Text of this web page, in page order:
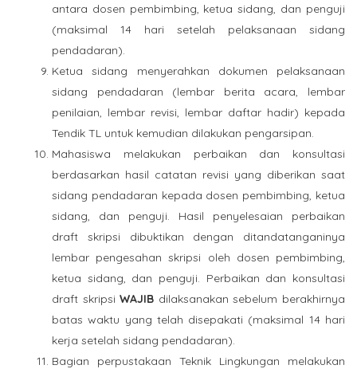
antara dosen pembimbing, ketua sidang, dan penguji
(maksimal 14 hari setelah pelaksanaan sidang
pendadaran).
Ketua sidang menyerahkan dokumen pelaksanaan
sidang pendadaran (lembar berita acara, lembar
penilaian, lembar revisi, lembar daftar hadir) kepada
Tendik TL untuk kemudian dilakukan pengarsipan.
Mahasiswa melakukan perbaikan dan konsultasi
berdasarkan hasil catatan revisi yang diberikan saat
sidang pendadaran kepada dosen pembimbing, ketua
sidang, dan penguji. Hasil penyelesaian perbaikan
draft skripsi dibuktikan dengan ditandatanganinya
lembar pengesahan skripsi oleh dosen pembimbing,
ketua sidang, dan penguji. Perbaikan dan konsultasi
draft skripsiWAJIB dilaksanakan sebelum berakhirnya
batas waktu yang telah disepakati (maksimal 14 hari
kerja setelah sidang pendadaran).
Bagian perpustakaan Teknik Lingkungan melakukan